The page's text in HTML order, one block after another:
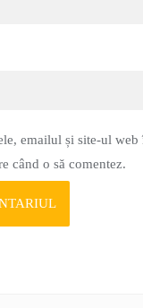
emailul și site-ul web
când o să comentez.